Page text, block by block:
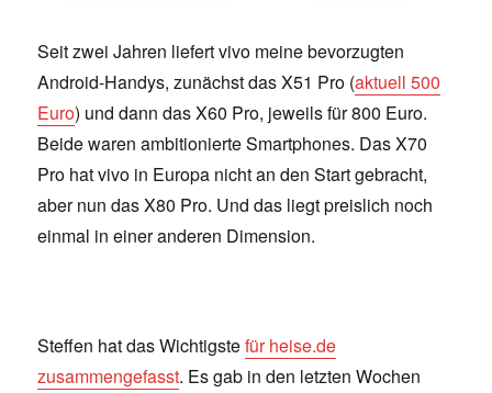
Seit zwei Jahren liefert vivo meine bevorzugten
Android-Handys, zunächst das X51 Pro (aktuell 500
Euro) und dann das X60 Pro, jeweils für 800 Euro.
Beide waren ambitionierte Smartphones. Das X70
Pro hat vivo in Europa nicht an den Start gebracht,
aber nun das X80 Pro. Und das liegt preislich noch
einmal in einer anderen Dimension.
Steffen hat das Wichtigstefür heise.de
zusammengefasst. Es gab in den letzten Wochen